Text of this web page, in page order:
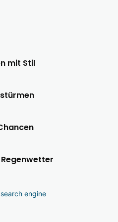
mit Stil